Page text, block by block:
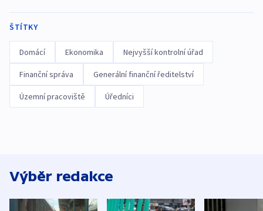
ŠTÍTKY
Domácí Ekonomika Nejvyšší kontrolní úřad
Finanční správa Generální finanční ředitelství
Územní pracoviště Úředníci
Výběr redakce